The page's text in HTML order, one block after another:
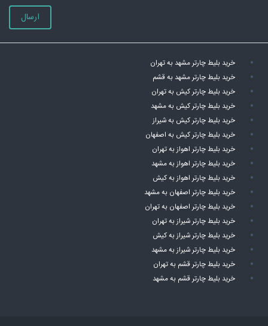
ارسال
خرید بلیط چارتر مشهد به تهران
خرید بلیط چارتر مشهد به قشم
خرید بلیط چارتر کیش به تهران
خرید بلیط چارتر کیش به مشهد
خرید بلیط چارتر کیش به شیراز
خرید بلیط چارتر کیش به اصفهان
خرید بلیط چارتر اهواز به تهران
خرید بلیط چارتر اهواز به مشهد
خرید بلیط چارتر اهواز به کیش
خرید بلیط چارتر اصفهان به مشهد
خرید بلیط چارتر اصفهان به تهران
خرید بلیط چارتر شیراز به تهران
خرید بلیط چارتر شیراز به کیش
خرید بلیط چارتر شیراز به مشهد
خرید بلیط چارتر قشم به تهران
خرید بلیط چارتر قشم به مشهد